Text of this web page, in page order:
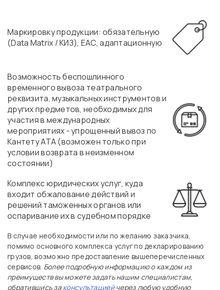
Маркировку продукции: обязательную
(Data Matrix / КИЗ), EAC, адаптационную
Возможность беспошлинного
временного вывоза театрального
реквизита, музыкальных инструментов и
других предметов, необходимых для
участия в международных
мероприятиях - упрощенный вывоз по
Кантету АТА (возможен только при
условии возврата в неизменном
состоянии)
Комплекс юридических услуг, куда
входит обжалование действий и
решений таможенных органов или
оспаривание их в судебном порядке
В случае необходимости или по желанию заказчика,
помимо основного комплекса услуг по декларированию
грузов, возможно предоставление вышеперечисленных
сервисов. Более подробную информацию о каждом из
преимуществ вы можете задать нашим специалистам,
обратившись законсультациейчерез любую удобную